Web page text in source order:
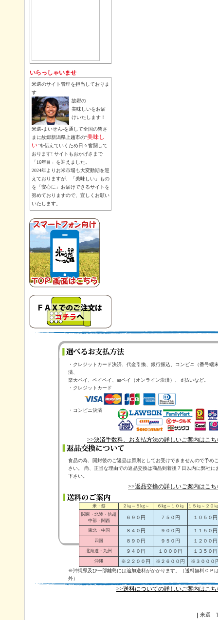
いらっしゃいませ
米選のサイト管理を担当しておりま
す
故郷の
美味しいをお届
けいたします！
米選-まいせん-を通して全国の皆さ
まに故郷新潟県上越市の“美味し
い”を伝えていくため日々奮闘して
おります! サイトもおかげさまで
「16年目」を迎えました。
2024年よりお米市場も大変動期を迎
えておりますが、「美味しい」もの
を「安心に」お届けできるサイトを
努めておりますので、宜しくお願い
いたします。
・クレジットカード決済、代金引換、銀行振込、コンビニ（番号端
済、
楽天ペイ、ペイペイ、auペイ（オンライン決済）、ｄ払いなど。
・クレジットカード
・コンビニ決済
>>決済手数料、お支払方法の詳しいご案内はこち
食品の為、開封後のご返品は原則としてお受けできませんので予め
さい。 尚、正当な理由での返品交換は商品到着後７日以内に弊社に
下さい。
>>返品交換の詳しいご案内はこち
米・餅 ２㎏～５kg～ ６kg～１０㎏
１５㎏～２０
関東・北陸・信越
中部・関西
６９０円 ７５０円 １０５０円
東北・中国 ８４０円 ９００円 １１５０円
四国 ８９０円 ９５０円 １２００円
北海道・九州 ９４０円 １０００円 １３５０円
沖縄 ※２２００円 ※２６００円
※３０００
※沖縄県及び一部離島には追加送料がかかります。（送料無料ＣＰ
外）
>>送料についての詳しいご案内はこち
米選